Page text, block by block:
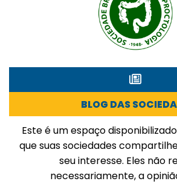
BLOG DAS
Este é um espaço
que suas sociedades
seu interesse. Eles não
necessariamente, a